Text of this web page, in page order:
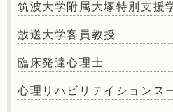
筑波大学附属大塚特別支援
放送大学客員教授
臨床発達心理士
心理リハビリテイションス